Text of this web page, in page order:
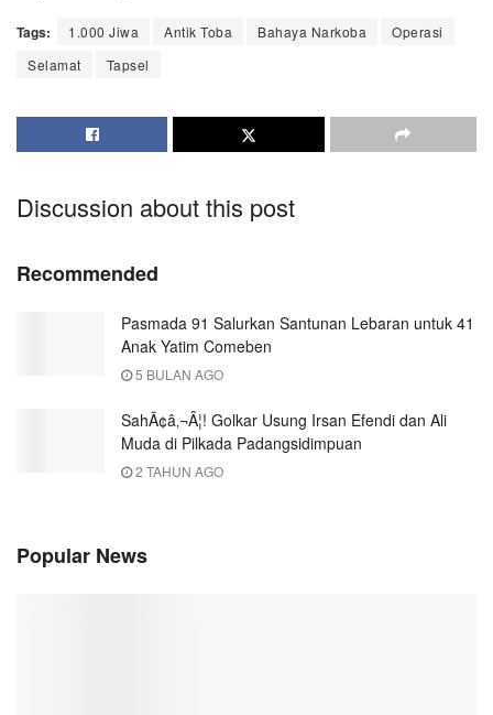
Tags: 1.000 Jiwa Antik Toba Bahaya Narkoba
Operasi
Selamat
Tapsel
Discussion about this post
Recommended
Pasmada 91 Salurkan Santunan Lebaran untuk 41
Anak Yatim Comeben
5 BULAN AGO
SahÃ¢â‚¬Â¦! Golkar Usung Irsan Efendi dan Ali
Muda di Pilkada Padangsidimpuan
2 TAHUN AGO
Popular News